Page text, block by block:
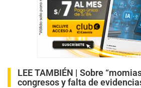
LEE TAMBIÉN | Sobre
congresos y falta de